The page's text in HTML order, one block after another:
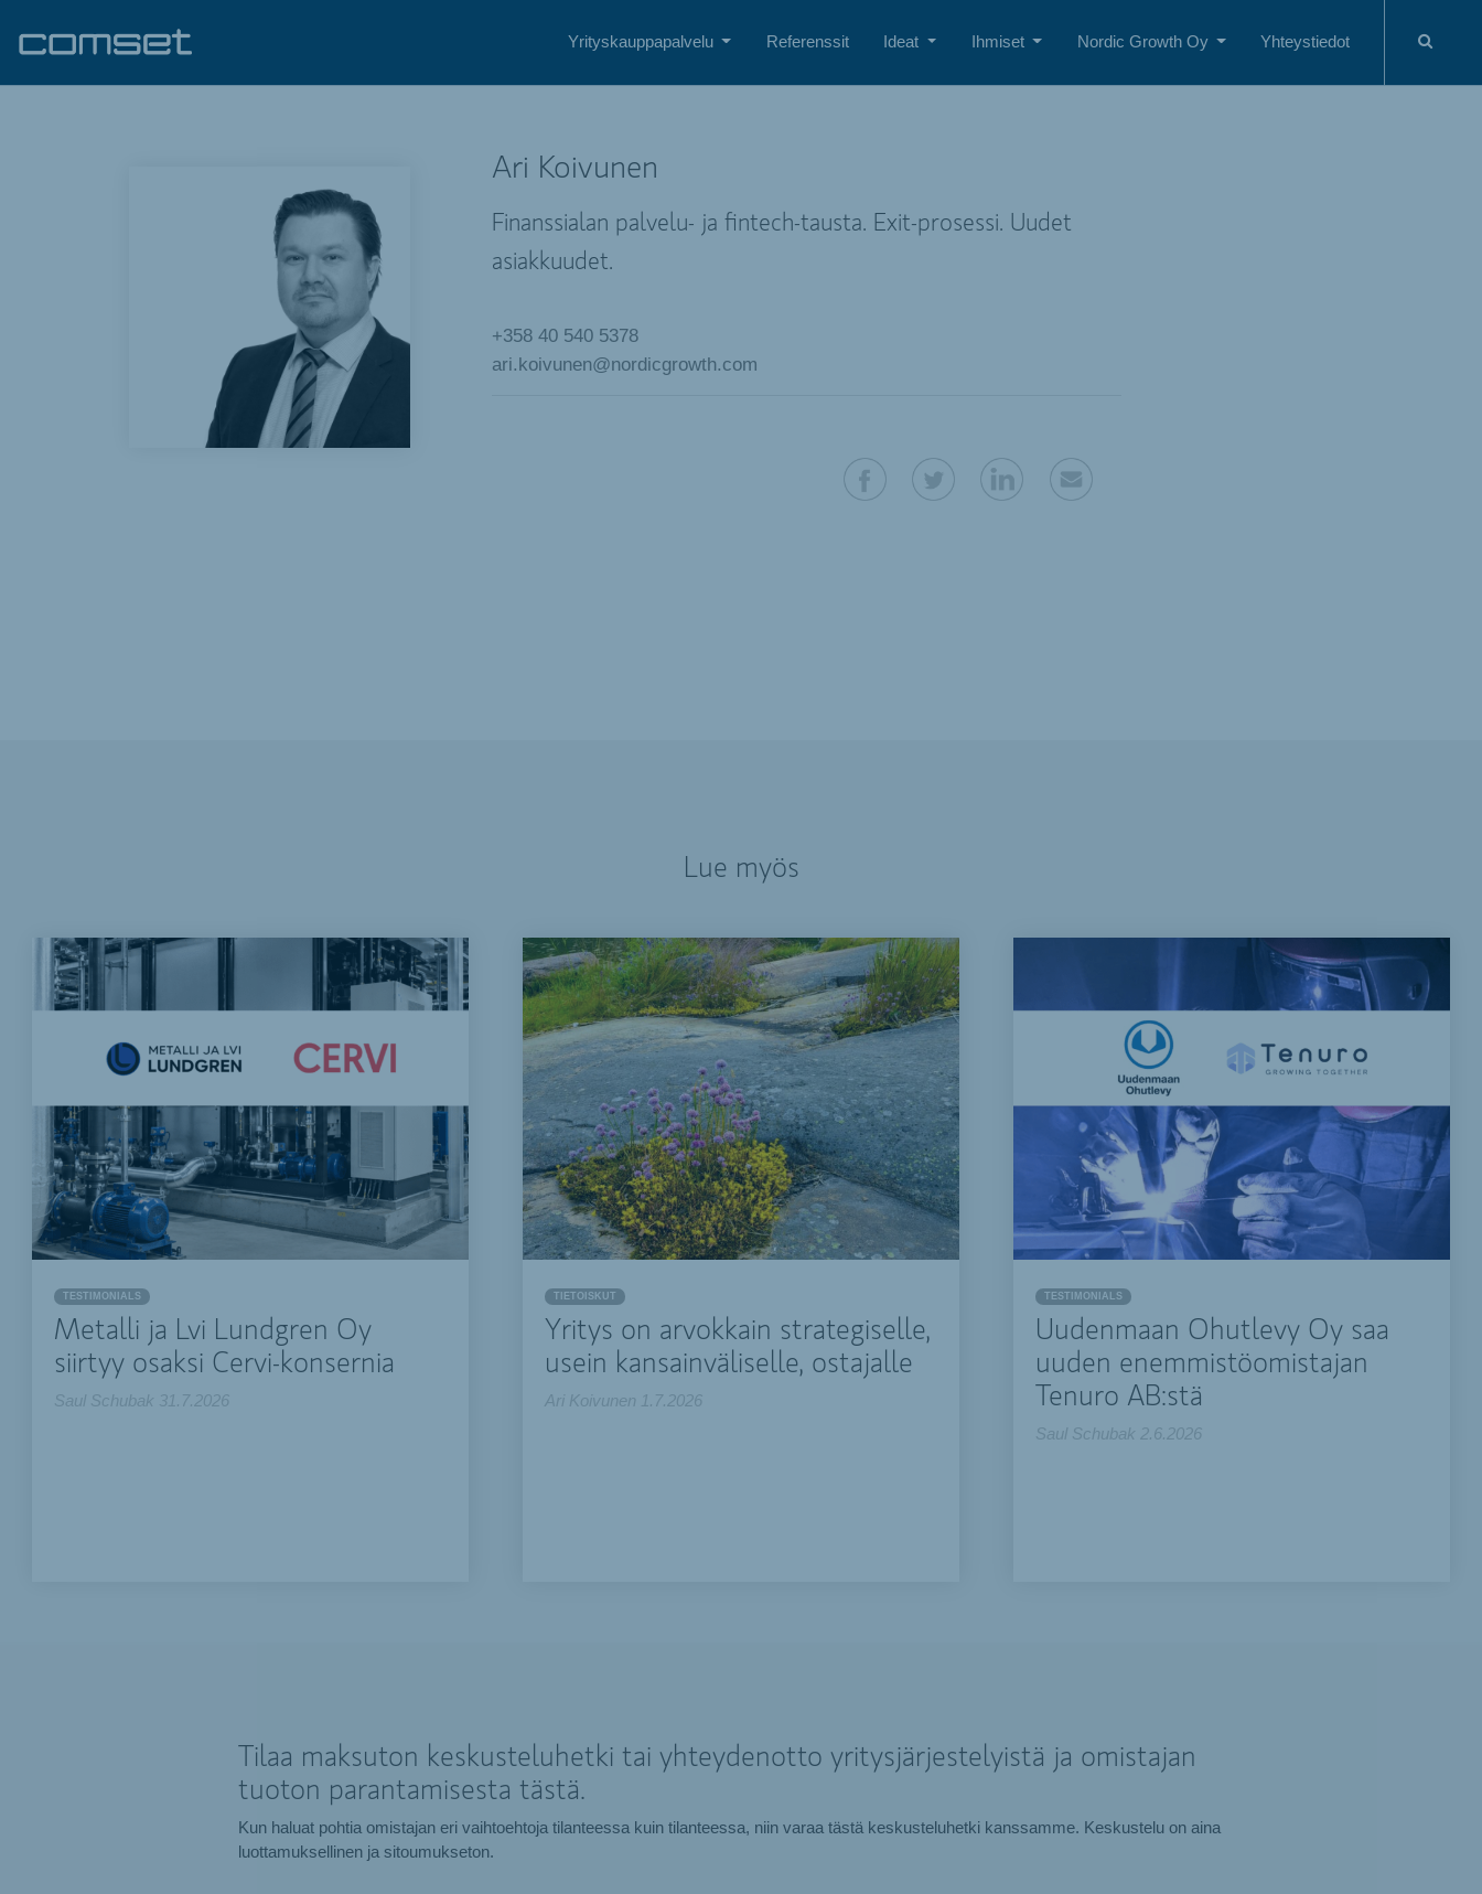
Yrityskauppapalvelu Referenssit Ideat Ihmiset Nordic Growth Oy Yhteystiedot
Ari Koivunen
Finanssialan palvelu- ja fintech-tausta. Exit-prosessi. Uudet
asiakkuudet.
+358 40 540 5378
ari.koivunen@nordicgrowth.com
Lue myös
TESTIMONIALS
Metalli ja Lvi Lundgren Oy
siirtyy osaksi Cervi-konsernia
Saul Schubak 31.7.2026
TIETOISKUT
Yritys on arvokkain strategiselle,
usein kansainväliselle, ostajalle
Ari Koivunen 1.7.2026
TESTIMONIALS
Uudenmaan Ohutlevy Oy saa
uuden enemmistöomistajan
Tenuro AB:stä
Saul Schubak 2.6.2026
Tilaa maksuton keskusteluhetki tai yhteydenotto yritysjärjestelyistä ja omistajan
tuoton parantamisesta tästä.
Kun haluat pohtia omistajan eri vaihtoehtoja tilanteessa kuin tilanteessa, niin varaa tästä keskusteluhetki kanssamme. Keskustelu on aina
luottamuksellinen ja sitoumukseton.